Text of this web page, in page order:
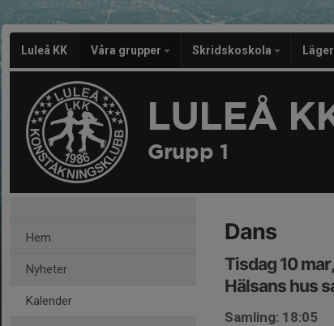
Luleå KK Våra grupper Skridskoskola Läger
LULEÅ
Grupp 1
Hem
Nyheter
Kalender
Dans
Tisdag 10
Hälsans hus
Samling: 18:05